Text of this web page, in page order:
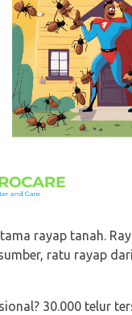
rayap tanah.
ratu rayap
30.000 telur